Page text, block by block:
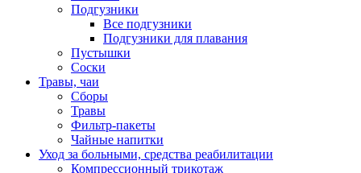
Подгузники
Все подгузники
Подгузники для плавания
Пустышки
Соски
Травы, чаи
Сборы
Травы
Фильтр-пакеты
Чайные напитки
Уход за больными, средства реабилитации
Компрессионный трикотаж